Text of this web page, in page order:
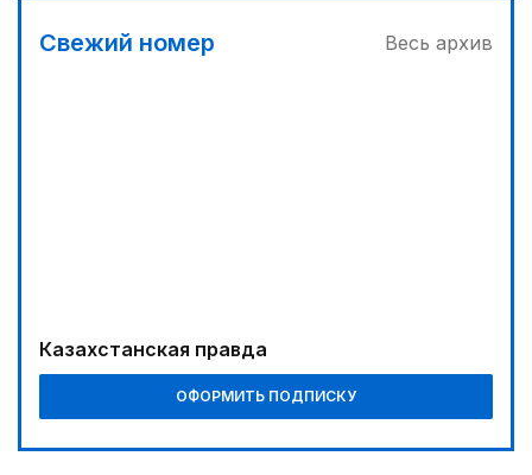
Свежий номер Весь архив
Казахстанская правда
ОФОРМИТЬ ПОДПИСКУ